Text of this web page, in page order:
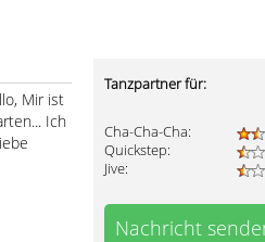
Mir ist
Ich
Tanzpartner für:
Cha-Cha-Cha:
Quickstep:
Jive:
Nachricht